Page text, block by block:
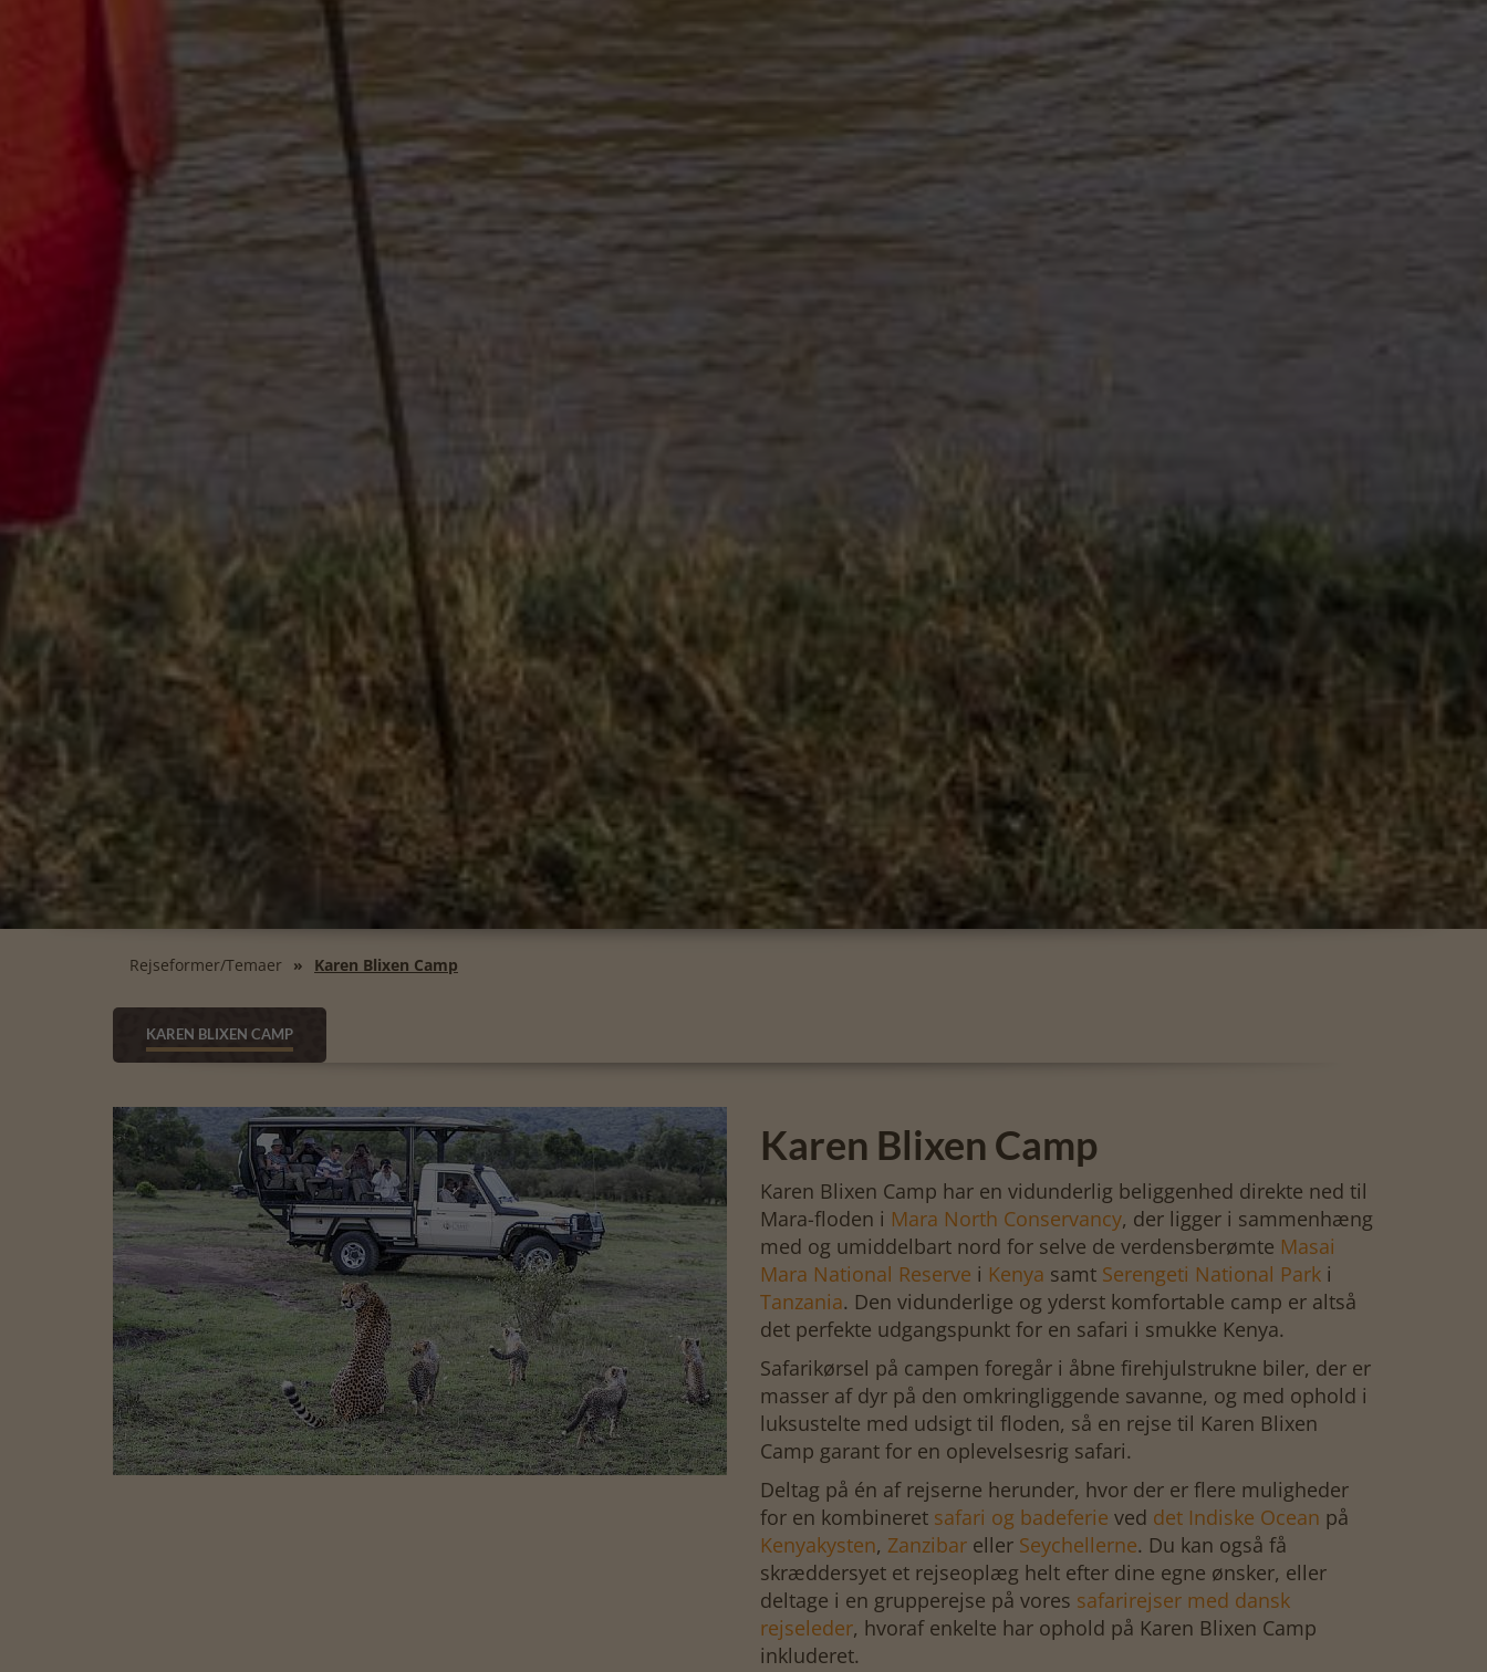
Rejseformer/Temaer Karen Blixen Camp
KAREN BLIXEN CAMP
Karen Blixen Camp
Karen Blixen Camp har en vidunderlig beliggenhed direkte ned til
Mara-floden i Mara North Conservancy, der ligger i sammenhæng
med og umiddelbart nord for selve de verdensberømte Masai
Mara National Reserve i Kenya samt Serengeti National Park i
Tanzania. Den vidunderlige og yderst komfortable camp er altså
det perfekte udgangspunkt for en safari i smukke Kenya.
Safarikørsel på campen foregår i åbne firehjulstrukne biler, der er
masser af dyr på den omkringliggende savanne, og med ophold i
luksustelte med udsigt til floden, så en rejse til Karen Blixen
Camp garant for en oplevelsesrig safari.
Deltag på én af rejserne herunder, hvor der er flere muligheder
for en kombineret safari og badeferie ved det Indiske Ocean på
Kenyakysten, Zanzibar eller Seychellerne. Du kan også få
skræddersyet et rejseoplæg helt efter dine egne ønsker, eller
deltage i en grupperejse på vores safarirejser med dansk
rejseleder, hvoraf enkelte har ophold på Karen Blixen Camp
inkluderet.